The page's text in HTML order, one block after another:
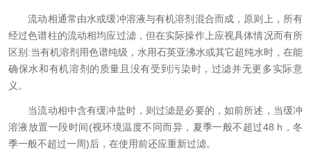
流动相通常由水或缓冲溶液与有机溶剂混合而成，原则上，所有
经过色谱柱的流动相均应过滤，但在实际操作上应视具体情况而有所
区别:当有机溶剂用色谱纯级，水用石英亚沸水或其它超纯水时，在能
确保水和有机溶剂的质量且没有受到污染时，过滤并无更多实际意
义。
当流动相中含有缓冲盐时，则过滤是必要的，如前所述，当缓冲
溶液放置一段时间(视环境温度不同而异，夏季一般不超过48 h，冬
季一般不超过一周)后，在使用前还应重新过滤。